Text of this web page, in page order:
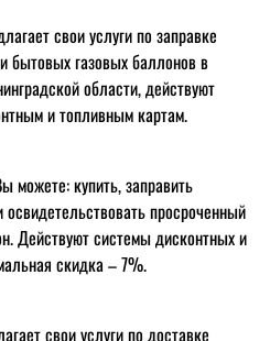
свои услуги по заправке
бытовых газовых баллонов в
области, действуют
и топливным картам.
можете: купить, заправить
просроченный
Действуют системы дисконтных и
скидка – 7%.
свои услуги по доставке